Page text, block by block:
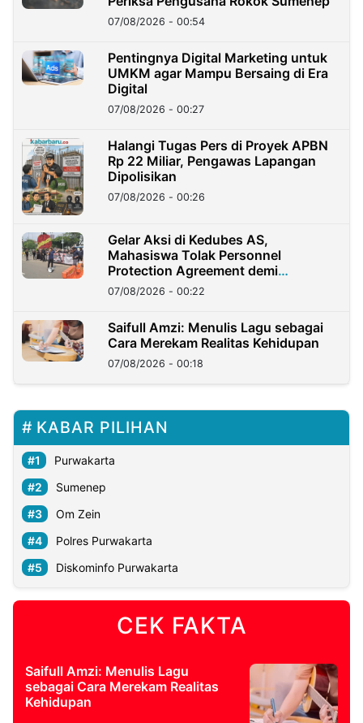
07/08/2026 - 00:54
Pentingnya Digital Marketing untuk
UMKM agar Mampu Bersaing di Era
Digital
07/08/2026 - 00:27
Halangi Tugas Pers di Proyek APBN
Rp 22 Miliar, Pengawas Lapangan
Dipolisikan
07/08/2026 - 00:26
Gelar Aksi di Kedubes AS,
Mahasiswa Tolak Personnel
Protection Agreement demi
Kedaulatan Negara
07/08/2026 - 00:22
Saifull Amzi: Menulis Lagu sebagai
Cara Merekam Realitas Kehidupan
07/08/2026 - 00:18
KABAR PILIHAN
Purwakarta
Sumenep
Om Zein
Polres Purwakarta
Diskominfo Purwakarta
CEK FAKTA
Saifull Amzi: Menulis Lagu
sebagai Cara Merekam Realitas
Kehidupan